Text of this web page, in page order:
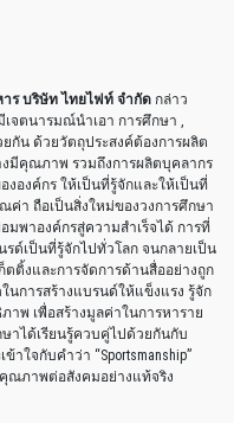
ร บริษัท ไทยไฟท์ จํากัด กล่าว
เจตนารมณ์นำเอา การศึกษา ,
กัน ด้วยวัตถุประสงค์ต้องการผลิต
มีคุณภาพ รวมถึงการผลิตบุคลากร
องค์กร ให้เป็นที่รู้จักและให้เป็นที่
ค่า ถือเป็นสิ่งใหม่ของวงการศึกษา
พาองค์กรสู่ความสำเร็จได้ การที่
รด์เป็นที่รู้จักไปทั่วโลก จนกลายเป็น
ตติ้งและการจัดการด้านสื่ออย่างถูก
นการสร้างแบรนด์ให้แข็งแรง รู้จัก
าพ เพื่อสร้างมูลค่าในการหาราย
าได้เรียนรู้ควบคู่ไปด้วยกันกับ
ใจกับคำว่า “Sportsmanship”
ณภาพต่อสังคมอย่างแท้จริง